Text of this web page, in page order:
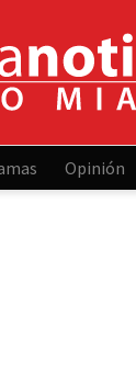
Opinión